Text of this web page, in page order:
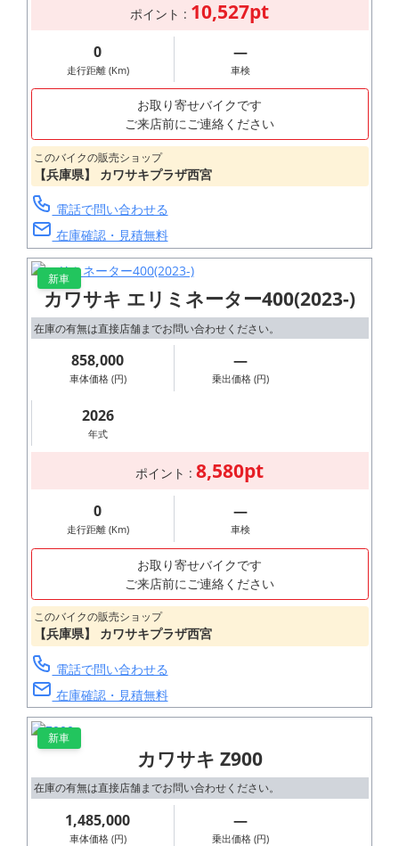
ポイント : 10,527pt
0
走行距離 (Km)
―
車検
お取り寄せバイクです
ご来店前にご連絡ください
このバイクの販売ショップ
【兵庫県】 カワサキプラザ西宮
電話で問い合わせる
在庫確認・見積無料
新車
カワサキ エリミネーター400(2023-)
在庫の有無は直接店舗までお問い合わせください。
858,000
車体価格 (円)
―
乗出価格 (円)
2026
年式
ポイント : 8,580pt
0
走行距離 (Km)
―
車検
お取り寄せバイクです
ご来店前にご連絡ください
このバイクの販売ショップ
【兵庫県】 カワサキプラザ西宮
電話で問い合わせる
在庫確認・見積無料
新車
カワサキ Z900
在庫の有無は直接店舗までお問い合わせください。
1,485,000
車体価格 (円)
―
乗出価格 (円)